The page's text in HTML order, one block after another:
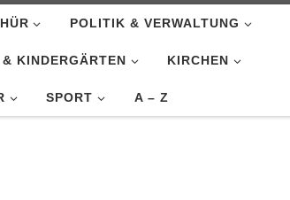
POLITIK & VERWALTUNG
KINDERGÄRTEN KIRCHEN
SPORT A – Z